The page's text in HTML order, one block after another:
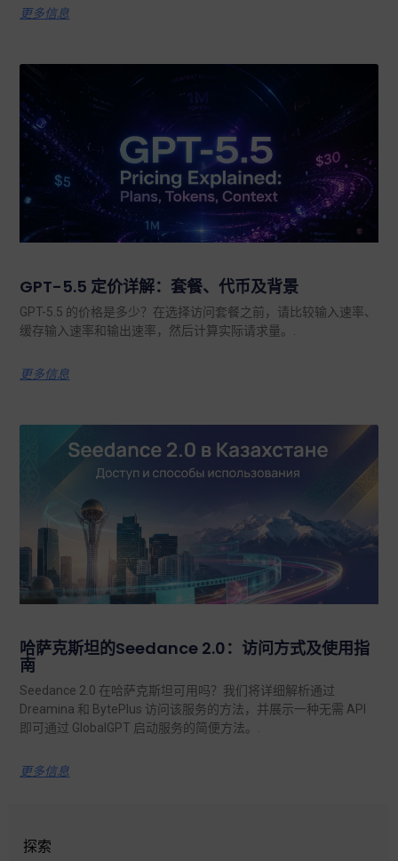
更多信息
GPT-5.5 定价详解：套餐、代币及背景
GPT-5.5 的价格是多少？在选择访问套餐之前，请比较输入速率、
缓存输入速率和输出速率，然后计算实际请求量。.
更多信息
哈萨克斯坦的Seedance 2.0：访问方式及使用指
南
Seedance 2.0 在哈萨克斯坦可用吗？我们将详细解析通过
Dreamina 和 BytePlus 访问该服务的方法，并展示一种无需 API
即可通过 GlobalGPT 启动服务的简便方法。.
更多信息
探索